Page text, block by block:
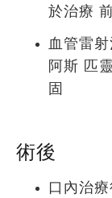
於治療
血管雷
阿斯 匹
固
術後
口內治